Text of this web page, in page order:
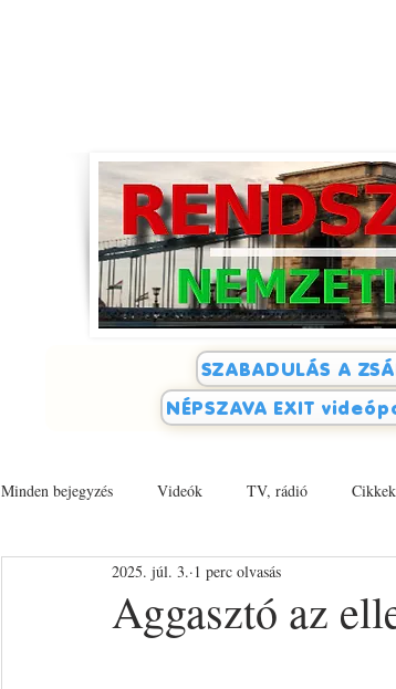
SZABADULÁS A
NÉPSZAVA EXIT
Minden bejegyzés Videók TV, rádió Cikkek
Aggasztó az
2025. júl. 3. 1 perc olvasás